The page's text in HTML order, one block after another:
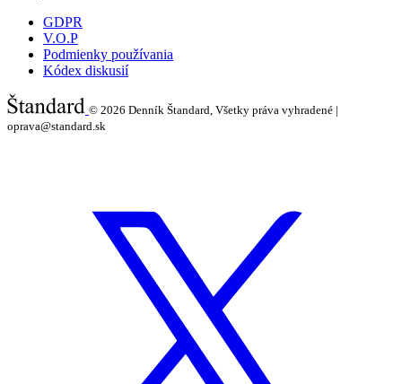
GDPR
V.O.P
Podmienky používania
Kódex diskusií
© 2026 Denník Štandard, Všetky práva vyhradené |
oprava@standard.sk